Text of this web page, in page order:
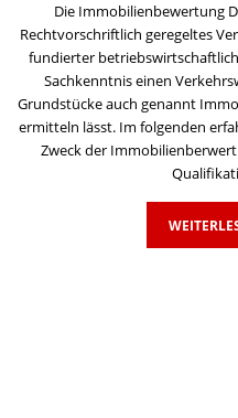
Die Immobilienbewertung
Rechtvorschriftlich geregeltes
fundierter
Sachkenntnis einen
Grundstücke auch genannt
ermitteln lässt. Im folgenden
Zweck der